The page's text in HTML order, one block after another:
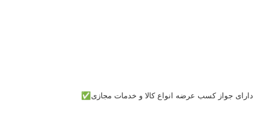
دارای جواز کسب عرضه انواع کالا و خدمات مجازی✅